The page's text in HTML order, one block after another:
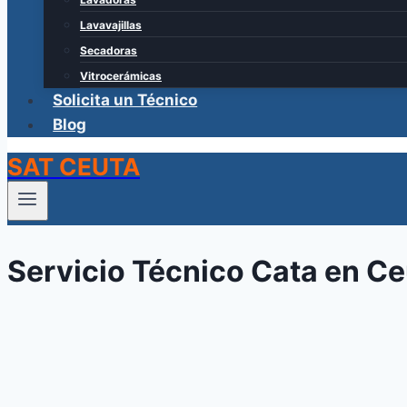
Lavavajillas
Secadoras
Vitrocerámicas
Solicita un Técnico
Blog
SAT CEUTA
Servicio Técnico Cata en